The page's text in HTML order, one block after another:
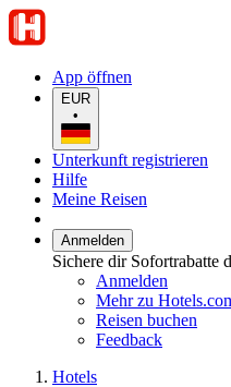
App öffnen
EUR
•
Unterkunft registrieren
Hilfe
Meine Reisen
Anmelden
Sichere dir Sofortrabatte
Anmelden
Mehr zu
Reisen buchen
Feedback
Hotels